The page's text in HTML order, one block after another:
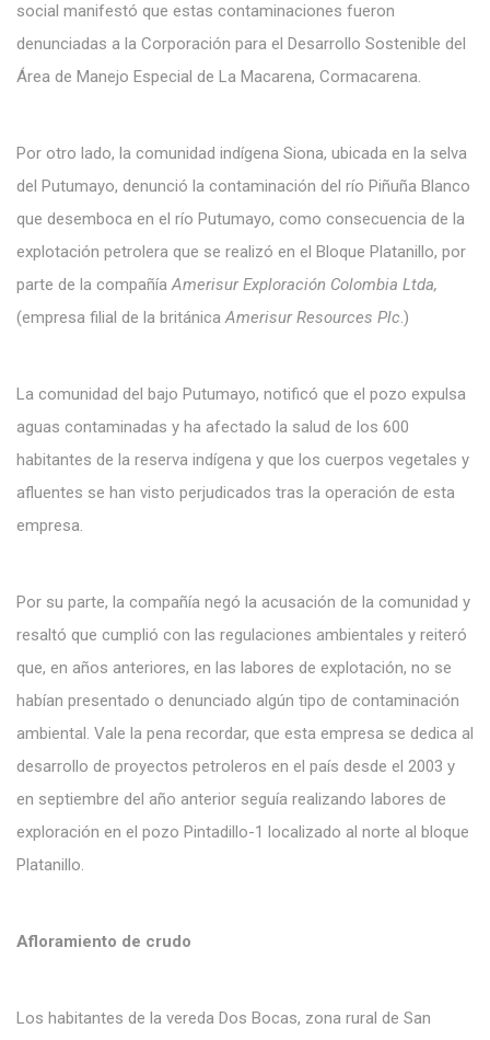
social manifestó que estas contaminaciones fueron
denunciadas a la Corporación para el Desarrollo Sostenible del
Área de Manejo Especial de La Macarena, Cormacarena.
Por otro lado, la comunidad indígena Siona, ubicada en la selva
del Putumayo, denunció la contaminación del río Piñuña Blanco
que desemboca en el río Putumayo, como consecuencia de la
explotación petrolera que se realizó en el Bloque Platanillo, por
parte de la compañíaAmerisur Exploración Colombia Ltda,
(empresa filial de la británicaAmerisur Resources Plc.)
La comunidad del bajo Putumayo, notificó que el pozo expulsa
aguas contaminadas y ha afectado la salud de los 600
habitantes de la reserva indígena y que los cuerpos vegetales y
afluentes se han visto perjudicados tras la operación de esta
empresa.
Por su parte, la compañía negó la acusación de la comunidad y
resaltó que cumplió con las regulaciones ambientales y reiteró
que, en años anteriores, en las labores de explotación, no se
habían presentado o denunciado algún tipo de contaminación
ambiental. Vale la pena recordar, que esta empresa se dedica al
desarrollo de proyectos petroleros en el país desde el 2003 y
en septiembre del año anterior seguía realizando labores de
exploración en el pozo Pintadillo-1 localizado al norte al bloque
Platanillo.
Afloramiento de crudo
Los habitantes de la vereda Dos Bocas, zona rural de San